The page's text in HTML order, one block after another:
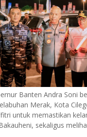
Banten Andra Soni
Merak, Kota
untuk memastikan
sekaligus